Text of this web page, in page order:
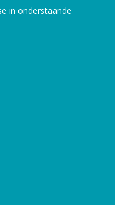
in onderstaande